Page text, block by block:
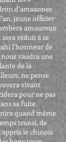
d’amazones
jeune officier
amoureux
réduit à se
l’honneur de
nous vaudra une
de la
ne pense
vivant
pour ne pas
sa fuite.
quand même
transi, de
appris le chinois